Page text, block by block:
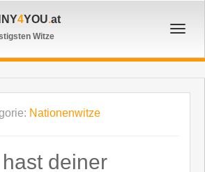
4YOU.at
Witze
Nationenwitze
deiner